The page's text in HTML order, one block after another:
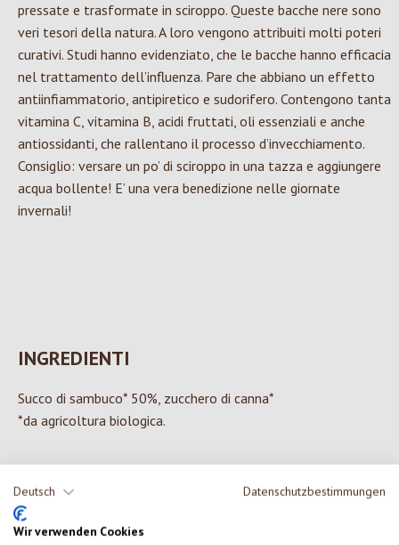
Deutsch Datenschutzbestimmungen
Wir verwenden Cookies
pressate e trasformate in sciroppo. Queste bacche nere sono
veri tesori della natura. A loro vengono attribuiti molti poteri
curativi. Studi hanno evidenziato, che le bacche hanno efficacia
nel trattamento dell’influenza. Pare che abbiano un effetto
antiinfiammatorio, antipiretico e sudorifero. Contengono tanta
vitamina C, vitamina B, acidi fruttati, oli essenziali e anche
antiossidanti, che rallentano il processo d’invecchiamento.
Consiglio: versare un po’ di sciroppo in una tazza e aggiungere
acqua bollente! E’ una vera benedizione nelle giornate
invernali!
INGREDIENTI
Succo di sambuco* 50%, zucchero di canna*
*da agricoltura biologica.
0 di 0 valutazioni